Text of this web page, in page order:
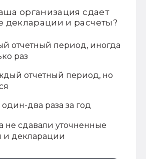
организация сдает
декларации и расчеты?
отчетный период, иногда
раз
отчетный период, но
два раза за год
не сдавали уточненные
и декларации